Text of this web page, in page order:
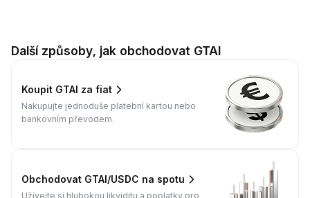
Další způsoby, jak obchodovat GTAI
Koupit GTAI za fiat
Nakupujte jednoduše platební kartou nebo
bankovním převodem.
Obchodovat GTAI/USDC na spotu
Užívejte si hlubokou likviditu a poplatky pro